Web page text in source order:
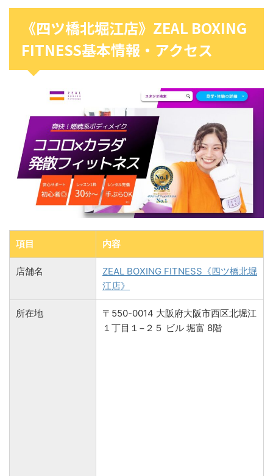
《四ツ橋北堀江店》ZEAL BOXING
FITNESS基本情報・アクセス
項目 内容
店舗名
ZEAL BOXING FITNESS《四ツ橋北堀
江店》
所在地
〒550-0014 大阪府大阪市西区北堀江
１丁目１−２５ ビル 堀富 8階